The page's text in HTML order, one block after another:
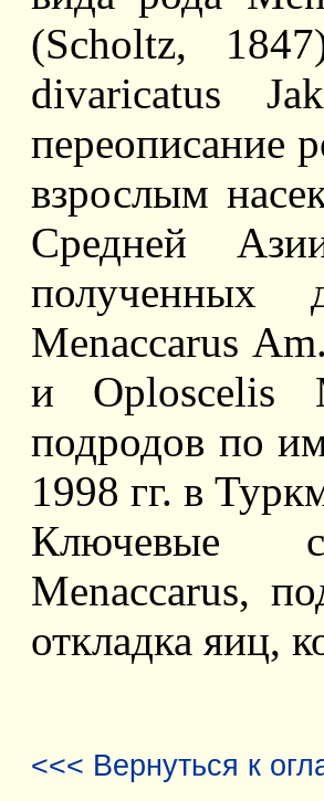
(Scholtz,
divaricatus
переописание
взрослым
Средней
полученных
Menaccarus
и Oploscelis
подродов по
1998 гг. в
Ключевые
Menaccarus,
откладка яиц,
<<< Вернуться к